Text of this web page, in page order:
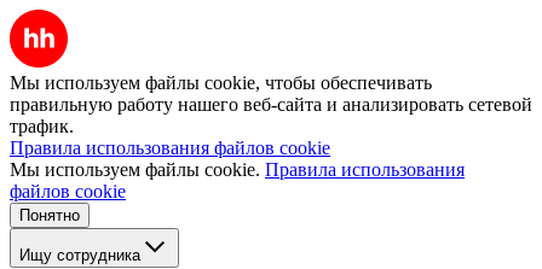
Мы используем файлы cookie, чтобы обеспечивать
правильную работу нашего веб-сайта и анализировать сетевой
трафик.
Правила использования файлов cookie
Мы используем файлы cookie. Правила использования
файлов cookie
Понятно
Ищу сотрудника